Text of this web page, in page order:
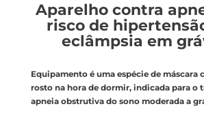
Aparelho contra
risco de
eclâmpsia em
Equipamento é uma espécie de máscara
rosto na hora de dormir, indicada para o
apneia obstrutiva do sono moderada a